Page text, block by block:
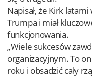
Napisał, że Kirk
Trumpa i miał
funkcjonowania.
„Wiele sukcesów
organizacyjnym. To
roku i obsadzić cały